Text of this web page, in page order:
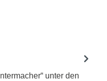
unter den